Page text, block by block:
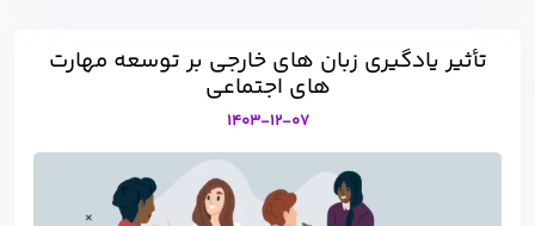
تأثیر یادگیری زبان های خارجی بر توسعه مهارت
های اجتماعی
1403-12-07